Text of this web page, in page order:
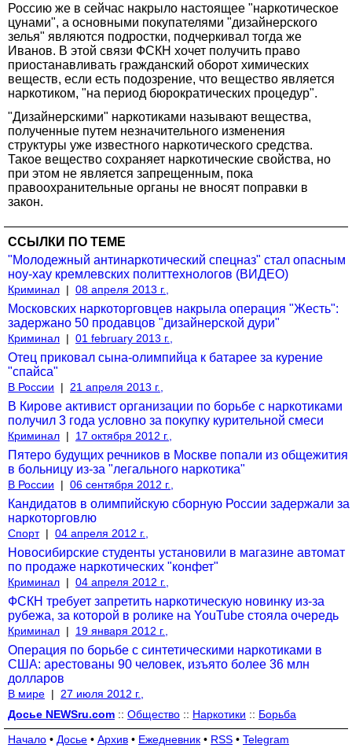
Россию же в сейчас накрыло настоящее "наркотическое
цунами", а основными покупателями "дизайнерского
зелья" являются подростки, подчеркивал тогда же
Иванов. В этой связи ФСКН хочет получить право
приостанавливать гражданский оборот химических
веществ, если есть подозрение, что вещество является
наркотиком, "на период бюрократических процедур".
"Дизайнерскими" наркотиками называют вещества,
полученные путем незначительного изменения
структуры уже известного наркотического средства.
Такое вещество сохраняет наркотические свойства, но
при этом не является запрещенным, пока
правоохранительные органы не вносят поправки в
закон.
ССЫЛКИ ПО ТЕМЕ
"Молодежный антинаркотический спецназ" стал опасным
ноу-хау кремлевских политтехнологов (ВИДЕО)
Криминал | 08 апреля 2013 г.,
Московских наркоторговцев накрыла операция "Жесть":
задержано 50 продавцов "дизайнерской дури"
Криминал | 01 february 2013 г.,
Отец приковал сына-олимпийца к батарее за курение
"спайса"
В России | 21 апреля 2013 г.,
В Кирове активист организации по борьбе с наркотиками
получил 3 года условно за покупку курительной смеси
Криминал | 17 октября 2012 г.,
Пятеро будущих речников в Москве попали из общежития
в больницу из-за "легального наркотика"
В России | 06 сентября 2012 г.,
Кандидатов в олимпийскую сборную России задержали за
наркоторговлю
Спорт | 04 апреля 2012 г.,
Новосибирские студенты установили в магазине автомат
по продаже наркотических "конфет"
Криминал | 04 апреля 2012 г.,
ФСКН требует запретить наркотическую новинку из-за
рубежа, за которой в ролике на YouTube стояла очередь
Криминал | 19 января 2012 г.,
Операция по борьбе с синтетическими наркотиками в
США: арестованы 90 человек, изъято более 36 млн
долларов
В мире |
27 июля 2012 г.,
Досье NEWSru.com :: Общество :: Наркотики :: Борьба
Начало • Досье • Архив • Ежедневник • RSS • Telegram